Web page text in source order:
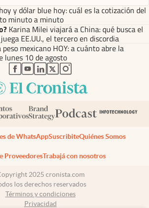
y dólar blue hoy: cuál es la cotización del
minuto a minuto
Karina Milei viajará a China: qué busca el
EE.UU., el tercero en discordia
peso mexicano HOY: a cuánto abre la
lunes 10 de agosto
abre en nueva pestaña
abre en nueva pestaña
abre en nueva pestaña
abre en nueva pestaña
abre en nueva pestaña
de WhatsAppSuscribiteQuiénes Somos
ProveedoresTrabajá con nosotros
2025 cronista.com
los derechos reservados
Términos y condiciones
Privacidad